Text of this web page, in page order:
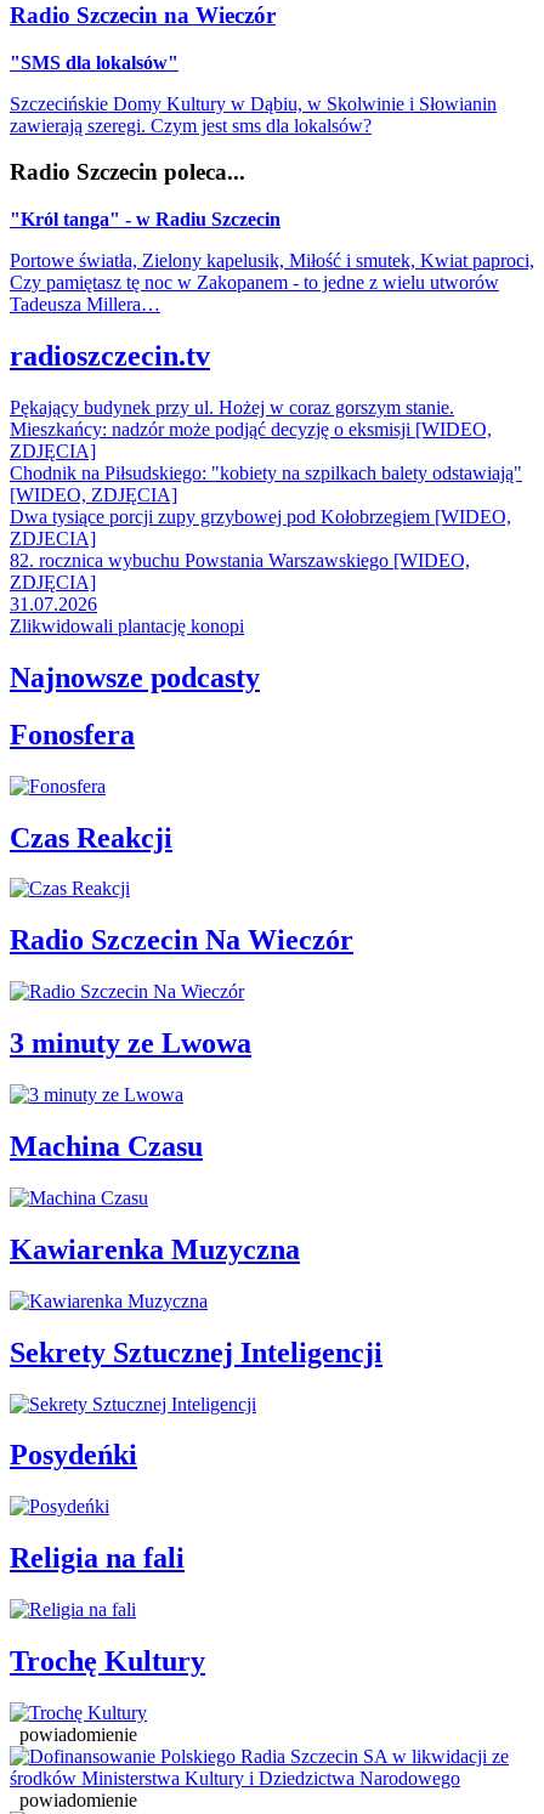
Radio Szczecin na Wieczór
"SMS dla lokalsów"
Szczecińskie Domy Kultury w Dąbiu, w Skolwinie i Słowianin
zawierają szeregi. Czym jest sms dla lokalsów?
Radio Szczecin poleca...
"Król tanga" - w Radiu Szczecin
Portowe światła, Zielony kapelusik, Miłość i smutek, Kwiat paproci,
Czy pamiętasz tę noc w Zakopanem - to jedne z wielu utworów
Tadeusza Millera…
radioszczecin.tv
Pękający budynek przy ul. Hożej w coraz gorszym stanie.
Mieszkańcy: nadzór może podjąć decyzję o eksmisji [WIDEO,
ZDJĘCIA]
Chodnik na Piłsudskiego: "kobiety na szpilkach balety odstawiają"
[WIDEO, ZDJĘCIA]
Dwa tysiące porcji zupy grzybowej pod Kołobrzegiem [WIDEO,
ZDJECIA]
82. rocznica wybuchu Powstania Warszawskiego [WIDEO,
ZDJĘCIA]
31.07.2026
Zlikwidowali plantację konopi
Najnowsze podcasty
Fonosfera
Czas Reakcji
Radio Szczecin Na Wieczór
3 minuty ze Lwowa
Machina Czasu
Kawiarenka Muzyczna
Sekrety Sztucznej Inteligencji
Posydeńki
Religia na fali
Trochę Kultury
powiadomienie
powiadomienie